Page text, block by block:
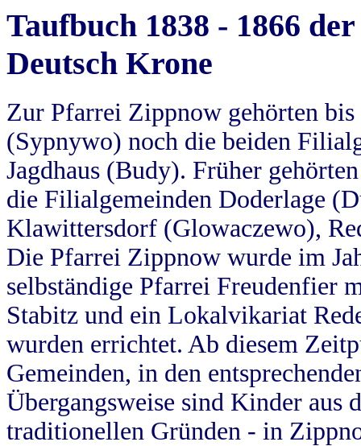
Taufbuch 1838 - 1866
Deutsch Krone
Zur Pfarrei Zippnow gehörten
(Sypnywo) noch die beiden
Jagdhaus (Budy). Früher
die Filialgemeinden Doderlage
Klawittersdorf (Glowaczewo),
Die Pfarrei Zippnow wurde im
selbständige Pfarrei Freudenfier
Stabitz und ein Lokalvikariat
wurden errichtet. Ab diesem
Gemeinden, in den
Übergangsweise sind Kinder aus
traditionellen Gründen - in